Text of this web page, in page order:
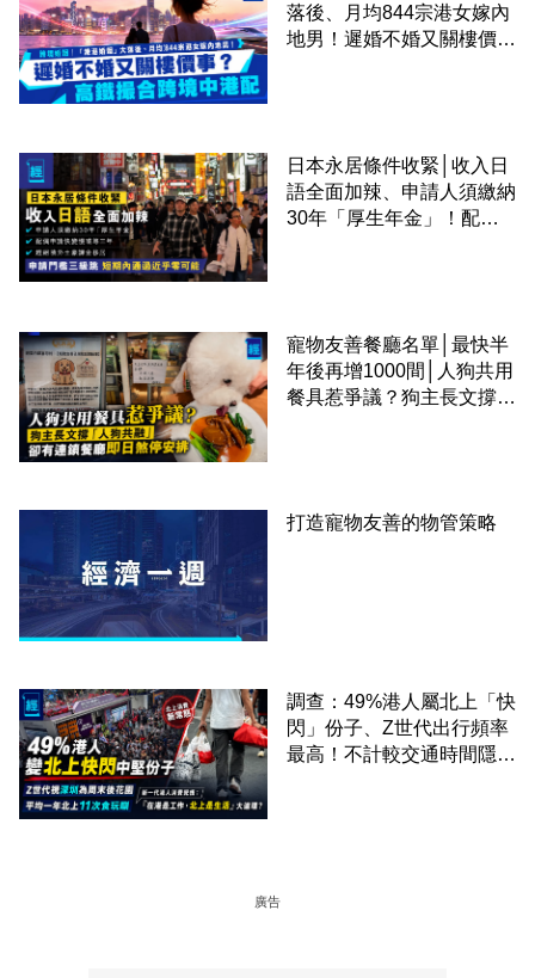
落後、月均844宗港女嫁內
地男！遲婚不婚又關樓價
日本永居條件收緊│收入日
語全面加辣、申請人須繳納
30年「厚生年金」！配偶
寵物友善餐廳名單│最快半
年後再增1000間│人狗共用
餐具惹爭議？狗主長文撐
打造寵物友善的物管策略
調查：49%港人屬北上「快
閃」份子、Z世代出行頻率
最高！不計較交通時間隱形
廣告